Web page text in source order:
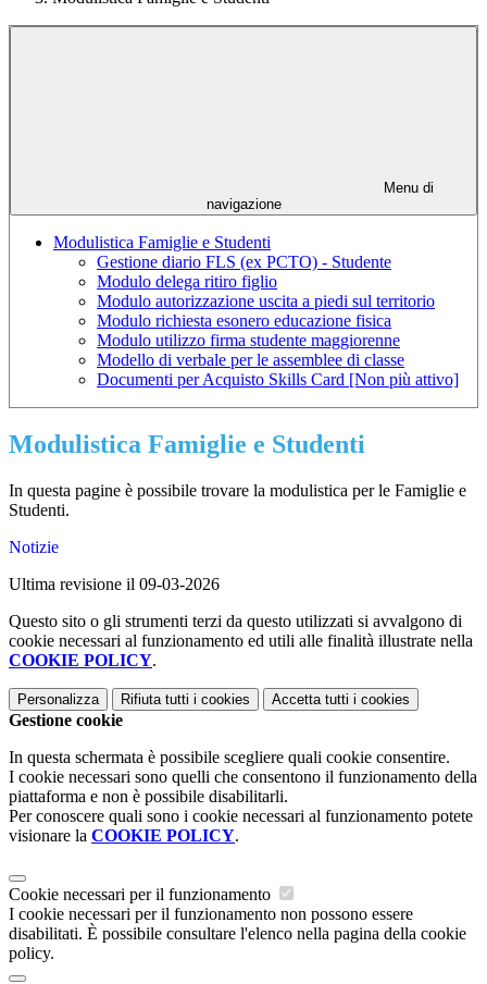
Menu di
navigazione
Modulistica Famiglie e Studenti
Gestione diario FLS (ex PCTO) - Studente
Modulo delega ritiro figlio
Modulo autorizzazione uscita a piedi sul territorio
Modulo richiesta esonero educazione fisica
Modulo utilizzo firma studente maggiorenne
Modello di verbale per le assemblee di classe
Documenti per Acquisto Skills Card [Non più attivo]
Modulistica Famiglie e Studenti
In questa pagine è possibile trovare la modulistica per le Famiglie e
Studenti.
Notizie
Ultima revisione il 09-03-2026
Questo sito o gli strumenti terzi da questo utilizzati si avvalgono di
cookie necessari al funzionamento ed utili alle finalità illustrate nella
COOKIE POLICY.
Personalizza Rifiuta tutti i cookies Accetta tutti i cookies
Gestione cookie
In questa schermata è possibile scegliere quali cookie consentire.
I cookie necessari sono quelli che consentono il funzionamento della
piattaforma e non è possibile disabilitarli.
Per conoscere quali sono i cookie necessari al funzionamento potete
visionare la COOKIE POLICY.
Cookie necessari per il funzionamento
I cookie necessari per il funzionamento non possono essere
disabilitati. È possibile consultare l'elenco nella pagina della cookie
policy.